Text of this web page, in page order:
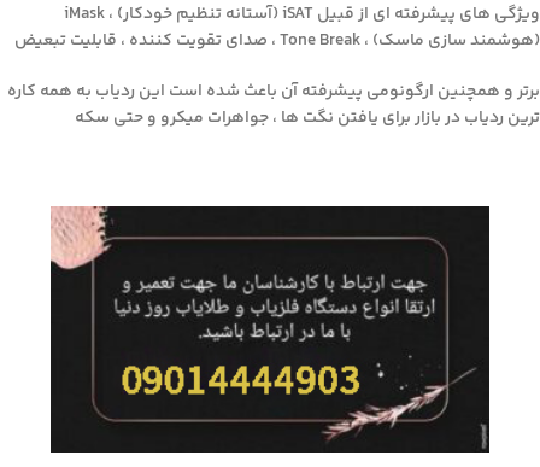
ویژگی های پیشرفته ای از قبیل iSAT (آستانه تنظیم خودکار) ، iMask
(هوشمند سازی ماسک) ، Tone Break ، صدای تقویت کننده ، قابلیت تبعیض
برتر و همچنین ارگونومی پیشرفته آن باعث شده است این ردیاب به همه کاره
ترین ردیاب در بازار برای یافتن نگت ها ، جواهرات میکرو و حتی سکه